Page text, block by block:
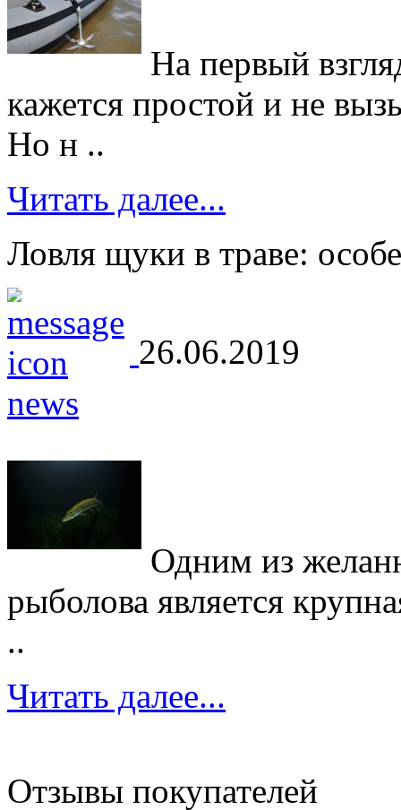
На первый
кажется простой и не
Но н ..
Читать далее...
Ловля щуки в траве:
26.06.2019
Одним из
рыболова является
..
Читать далее...
Отзывы покупателей